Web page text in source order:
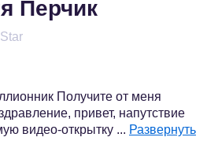
Перчик
Получите от меня
привет, напутствие
видео-открытку ... Развернуть